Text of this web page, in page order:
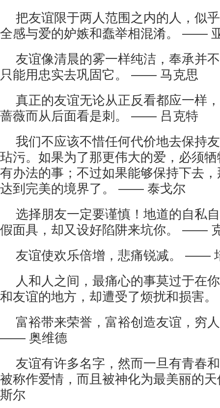
把友谊限于两人范围之内的人，似
全感与爱的妒嫉和蠢举相混淆。 ——
友谊像清晨的雾一样纯洁，奉承并
只能用忠实去巩固它。 —— 马克思
真正的友谊无论从正反看都应一样
蔷薇而从后面看是刺。 —— 吕克特
我们不应该不惜任何代价地去保持
玷污。如果为了那更伟大的爱，必须
有办法的事；不过如果能够保持下去
达到完美的境界了。 —— 泰戈尔
选择朋友一定要谨慎！地道的自私
假面具，却又设好陷阱来坑你。 ——
友谊使欢乐倍增，悲痛锐减。 ——
人和人之间，最痛心的事莫过于在
和友谊的地方，却遭受了烦扰和损害
富裕带来荣誉，富裕创造友谊，穷
—— 奥维德
友谊有许多名字，然而一旦有青春
被称作爱情，而且被神化为最美丽的
斯尔